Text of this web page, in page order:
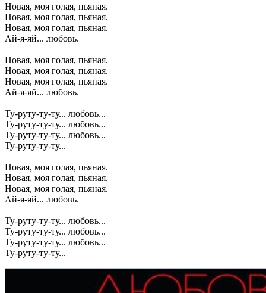
Новая, моя голая, пьяная.
Новая, моя голая, пьяная.
Новая, моя голая, пьяная.
Ай-я-яй... любовь.
Новая, моя голая, пьяная.
Новая, моя голая, пьяная.
Новая, моя голая, пьяная.
Ай-я-яй... любовь.
Ту-руту-ту-ту... любовь...
Ту-руту-ту-ту... любовь...
Ту-руту-ту-ту... любовь...
Ту-руту-ту-ту...
Новая, моя голая, пьяная.
Новая, моя голая, пьяная.
Новая, моя голая, пьяная.
Ай-я-яй... любовь.
Ту-руту-ту-ту... любовь...
Ту-руту-ту-ту... любовь...
Ту-руту-ту-ту... любовь...
Ту-руту-ту-ту...